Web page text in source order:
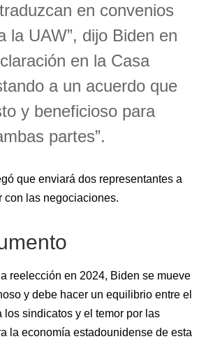
en convenios
la UAW”, dijo Biden en
en la Casa
a un acuerdo que
y beneficioso para
partes”.
que enviará dos representantes a
con las negociaciones.
reelección en 2024, Biden se mueve
y debe hacer un equilibrio entre el
los sindicatos y el temor por las
la economía estadounidense de esta